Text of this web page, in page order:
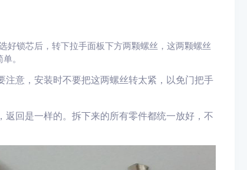
好锁芯后，转下拉手面板下方两颗螺丝，这两颗螺丝
。
注意，安装时不要把这两螺丝转太紧，以免门把手
返回是一样的。拆下来的所有零件都统一放好，不